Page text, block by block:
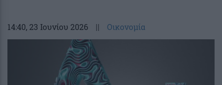
14:40, 23 Ιουνίου 2026 || Οικονομία